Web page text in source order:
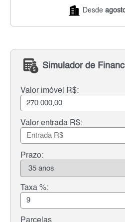
Desde
Simulador de
Valor imóvel R$:
Valor entrada R$:
Prazo:
Taxa %: